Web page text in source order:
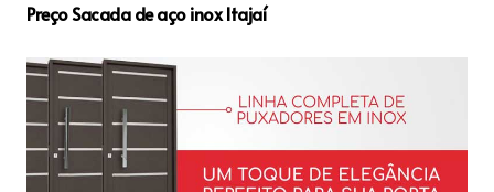
Preço Sacada de aço inox Itajaí